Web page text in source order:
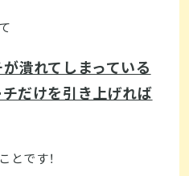
潰れてしまっている
だけを引き上げれば
とです！